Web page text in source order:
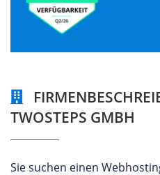
TWOSTEPS GMBH
Sie suchen einen